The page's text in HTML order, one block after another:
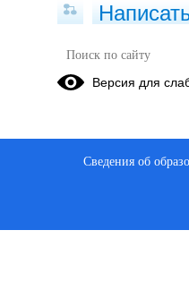
Версия для
Сведения об